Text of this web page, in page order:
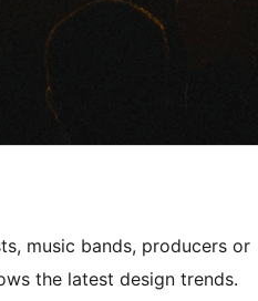
music bands, producers or
the latest design trends.